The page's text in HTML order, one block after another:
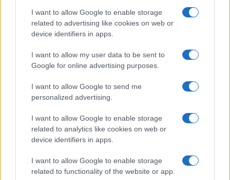
I want to allow Google to enable storage
related to advertising like cookies on web or
device identifiers in apps.
I want to allow my user data to be sent to
Google for online advertising purposes.
I want to allow Google to send me
personalized advertising.
I want to allow Google to enable storage
related to analytics like cookies on web or
device identifiers in apps.
I want to allow Google to enable storage
related to functionality of the website or app.
©2026 - rifaidate.it - p.iva 03338800984 Privacy Pubblicità